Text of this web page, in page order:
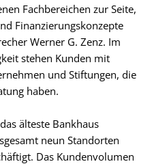
Fachbereichen zur Seite,
Finanzierungskonzepte
Werner G. Zenz. Im
stehen Kunden mit
und Stiftungen, die
haben.
älteste Bankhaus
neun Standorten
Das Kundenvolumen